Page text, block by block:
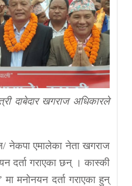
दाबेदार खगराज अधिकारले
नेकपा एमालेका नेता खगराज
दर्ता गराएका छन् । कास्की
मा मनोनयन दर्ता गराएका हुन्